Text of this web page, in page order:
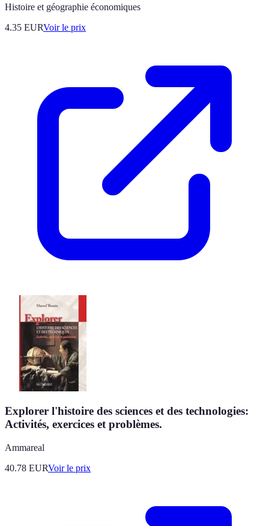
Histoire et géographie économiques
4.35 EURVoir le prix
Explorer l'histoire des sciences et des technologies:
Activités, exercices et problèmes.
Ammareal
40.78 EURVoir le prix